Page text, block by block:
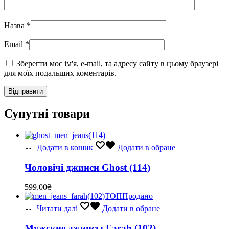
Назва *
Email *
Зберегти моє ім'я, e-mail, та адресу сайту в цьому браузері
для моїх подальших коментарів.
Супутні товари
Додати в кошик Додати в обране
Чоловічі джинси Ghost (114)
599.00₴
ТОППродано
Читати далі
Додати в обране